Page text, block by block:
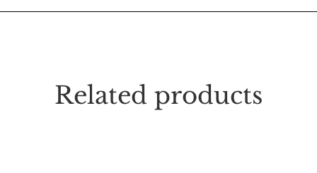
Related products